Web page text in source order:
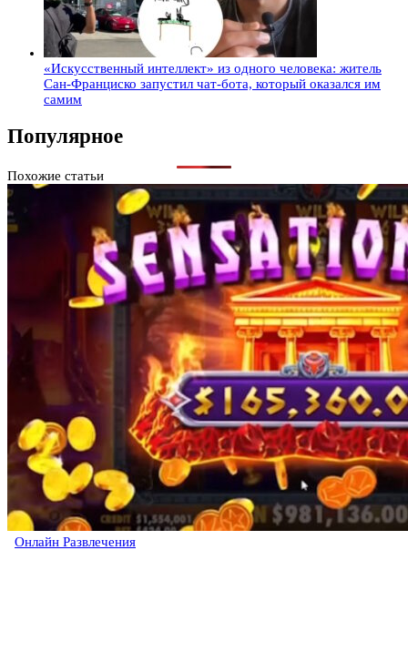
«Искусственный интеллект» из одного человека: житель
Сан-Франциско запустил чат-бота, который оказался им
самим
Популярное
Похожие статьи
Онлайн Развлечения